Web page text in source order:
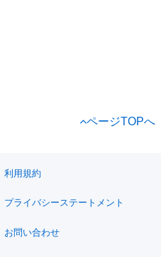
ページTOPへ
利用規約
プライバシーステートメント
お問い合わせ